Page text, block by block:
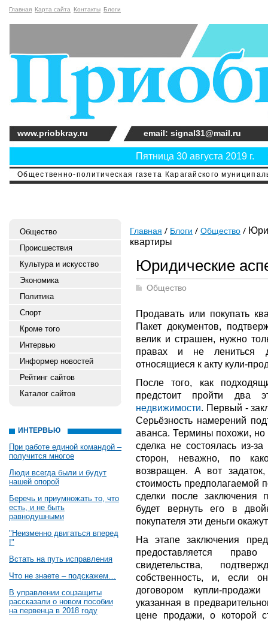
Главная Карта сайта Контакты Блоги
Общественно-политическая газета Карагайского
Пятница 30 августа 2019 г.
www.priobkray.ru email: signal31@mail.ru
Общество
Происшествия
Культура и искусство
Экономика
Политика
Спорт
Кроме того
Интервью
Информер новостей
Рейтинг сайтов
Каталог сайтов
ИНТЕРВЬЮ
При работе единой командой –
получится многое
Люди всегда были и будут
нашей опорой
Беречь и приумножать то, что
есть, и не быть
равнодушными
"Неизменно двигаться вперед
!"
Встать на путь исправления
Что не знаете – подскажем…
В управлении соцзащиты
рассказали о новом пособии
на первенца в 2018 году
Главная Блоги Общество
квартиры
Юридические
Общество
Продавать или покупать
Пакет документов,
велик и страшен, нужно
правах и не лениться
относящиеся к акту кули-
После того, как
предстоит пройти два
недвижимости. Первый -
Серьёзность намерений
аванса. Термины похожи,
сделка не состоялась из-
сторон, неважно, по
возвращен. А вот
стоимость предполагаемой
сделки после заключения
будет вернуть его в
покупателя эти деньги
На этапе заключения
предоставляется
свидетельства,
собственность, и, если
договором купли-
указанная в
цене продажи, о которой